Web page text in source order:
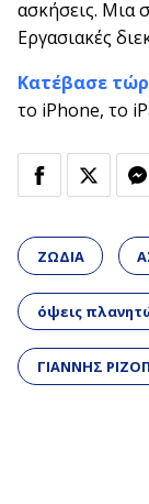
ασκήσεις. Μια
Εργασιακές
Κατέβασε
το iPhone, το
ΖΩΔΙΑ
όψεις
ΓΙΑΝΝΗΣ